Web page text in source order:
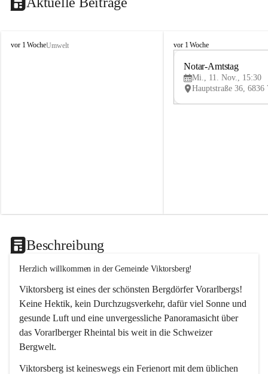
V
vor 1 WocheUmwelt
V
vor 1 Woche
Notar-Amtstag
Mi., 11. Nov., 15:30
Beschreibung
Herzlich willkommen in der Gemeinde Viktorsberg!
Viktorsberg ist eines der schönsten Bergdörfer Vorarlbergs!
Keine Hektik, kein Durchzugsverkehr, dafür viel Sonne und
gesunde Luft und eine unvergessliche Panoramasicht über
das Vorarlberger Rheintal bis weit in die Schweizer
Bergwelt.
Viktorsberg ist keineswegs ein Ferienort mit dem üblichen